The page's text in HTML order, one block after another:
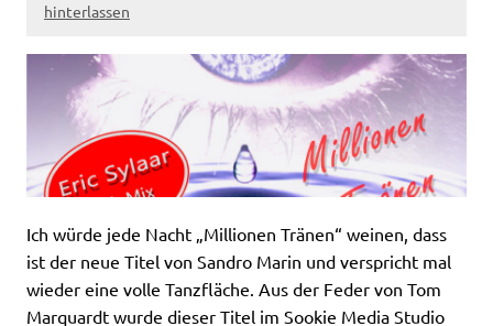
hinterlassen
Ich würde jede Nacht „Millionen Tränen“ weinen, dass
ist der neue Titel von Sandro Marin und verspricht mal
wieder eine volle Tanzfläche. Aus der Feder von Tom
Marquardt wurde dieser Titel im Sookie Media Studio